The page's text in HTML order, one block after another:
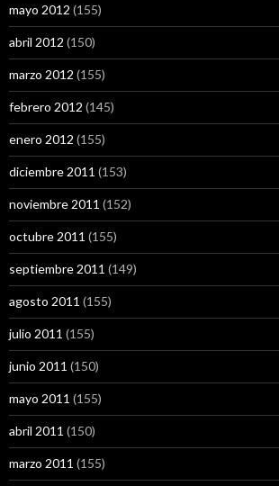
mayo 2012 (155)
abril 2012 (150)
marzo 2012 (155)
febrero 2012 (145)
enero 2012 (155)
diciembre 2011 (153)
noviembre 2011 (152)
octubre 2011 (155)
septiembre 2011 (149)
agosto 2011 (155)
julio 2011 (155)
junio 2011 (150)
mayo 2011 (155)
abril 2011 (150)
marzo 2011 (155)